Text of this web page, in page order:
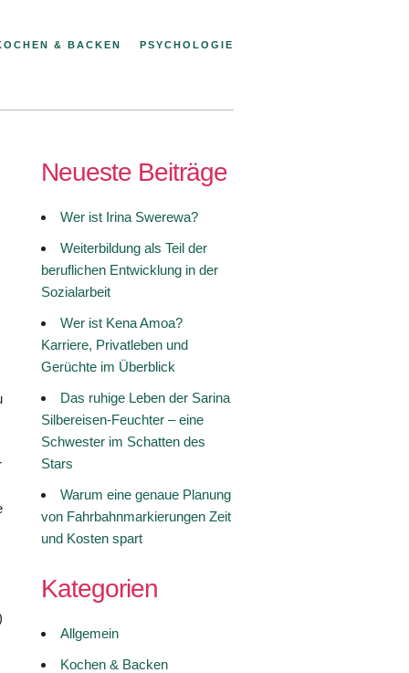
& BACKEN PSYCHOLOGIE
Neueste Beiträge
Wer ist Irina Swerewa?
Weiterbildung als Teil der
beruflichen Entwicklung in der
Sozialarbeit
Wer ist Kena Amoa?
Karriere, Privatleben und
Gerüchte im Überblick
Das ruhige Leben der Sarina
Silbereisen-Feuchter – eine
Schwester im Schatten des
Stars
Warum eine genaue Planung
von Fahrbahnmarkierungen Zeit
und Kosten spart
Kategorien
Allgemein
Kochen & Backen